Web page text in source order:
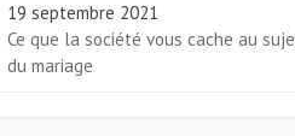
19 septembre 2021
Ce que la société vous cache au
du mariage